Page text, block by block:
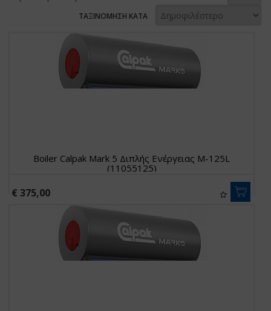
ΤΑΞΙΝΟΜΗΣΗ ΚΑΤΑ
Boiler Calpak Mark 5 Διπλής Ενέργειας M-125L
(11055125)
€ 375,00